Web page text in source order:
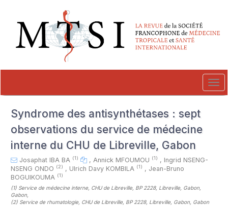
##plugins.themes.novelty.accessible_menu.main_navigation##
##plugins.themes.novelty.accessible_menu.main_content##
##plugins.themes.novelty.accessible_menu.sidebar##
Syndrome des antisynthétases : sept
observations du service de médecine
interne du CHU de Libreville, Gabon
Josaphat IBA BA (1) , Annick MFOUMOU (1) , Ingrid NSENG-
NSENG ONDO (2) , Ulrich Davy KOMBILA (1) , Jean-Bruno
BOGUIKOUMA (1)
(1) Service de médecine interne, CHU de Libreville, BP 2228, Libreville, Gabon,
Gabon
(2) Service de rhumatologie, CHU de Libreville, BP 2228, Libreville, Gabon, Gabon